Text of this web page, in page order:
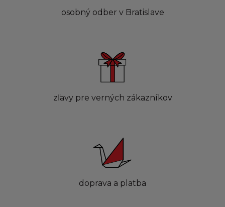
osobný odber v Bratislave
zľavy pre verných zákazníkov
doprava a platba